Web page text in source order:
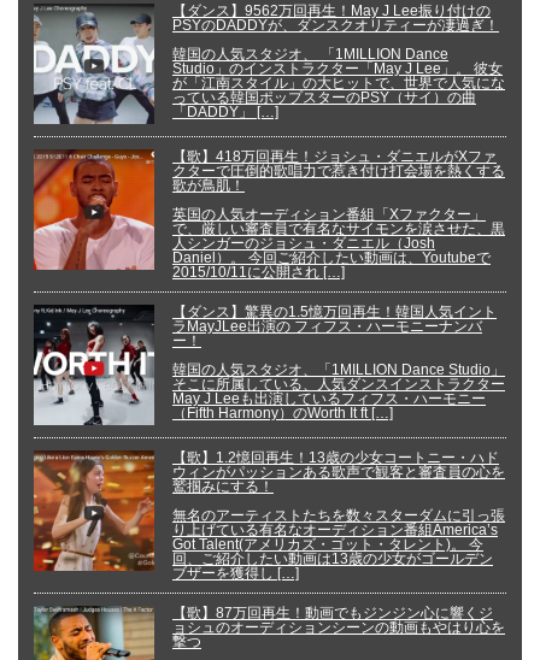
【ダンス】9562万回再生！May J Lee振り付けの
PSYのDADDYが、ダンスクオリティーが凄過ぎ！
韓国の人気スタジオ、 「1MILLION Dance
Studio」のインストラクター「May J Lee」。 彼女
が「江南スタイル」の大ヒットで、世界で人気にな
っている韓国ポップスターのPSY（サイ）の曲
「DADDY」 […]
【歌】418万回再生！ジョシュ・ダニエルがXファ
クターで圧倒的歌唱力で惹き付け打会場を熱くする
歌が鳥肌！
英国の人気オーディション番組「Xファクター」
で、厳しい審査員で有名なサイモンを涙させた、黒
人シンガーのジョシュ・ダニエル（Josh
Daniel）。 今回ご紹介したい動画は、Youtubeで
2015/10/11に公開され […]
【ダンス】驚異の1.5憶万回再生！韓国人気イント
ラMayJLee出演の フィフス・ハーモニーナンバ
ー！
韓国の人気スタジオ、「1MILLION Dance Studio」
そこに所属している、人気ダンスインストラクター
May J Leeも出演しているフィフス・ハーモニー
（Fifth Harmony）のWorth It ft […]
【歌】1.2憶回再生！13歳の少女コートニー・ハド
ウィンがパッションある歌声で観客と審査員の心を
鷲掴みにする！
無名のアーティストたちを数々スターダムに引っ張
り上げている有名なオーディション番組America’s
Got Talent(アメリカズ・ゴット・タレント)。 今
回、ご紹介したい動画は13歳の少女がゴールデン
ブザーを獲得し […]
【歌】87万回再生！動画でもジンジン心に響くジ
ョシュのオーディションシーンの動画もやはり心を
撃つ